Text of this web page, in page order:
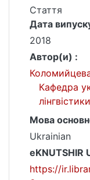
Стаття
Дата
2018
Автор(и) :
Кафедра
лінгвістики
Мова
Ukrainian
eKNUTSHIR
https://